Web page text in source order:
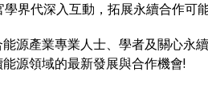
界代深入互動，拓展永續合作可能
源產業專業人士、學者及關心永
源領域的最新發展與合作機會!